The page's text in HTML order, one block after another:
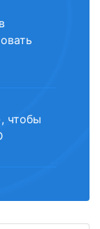
чтобы